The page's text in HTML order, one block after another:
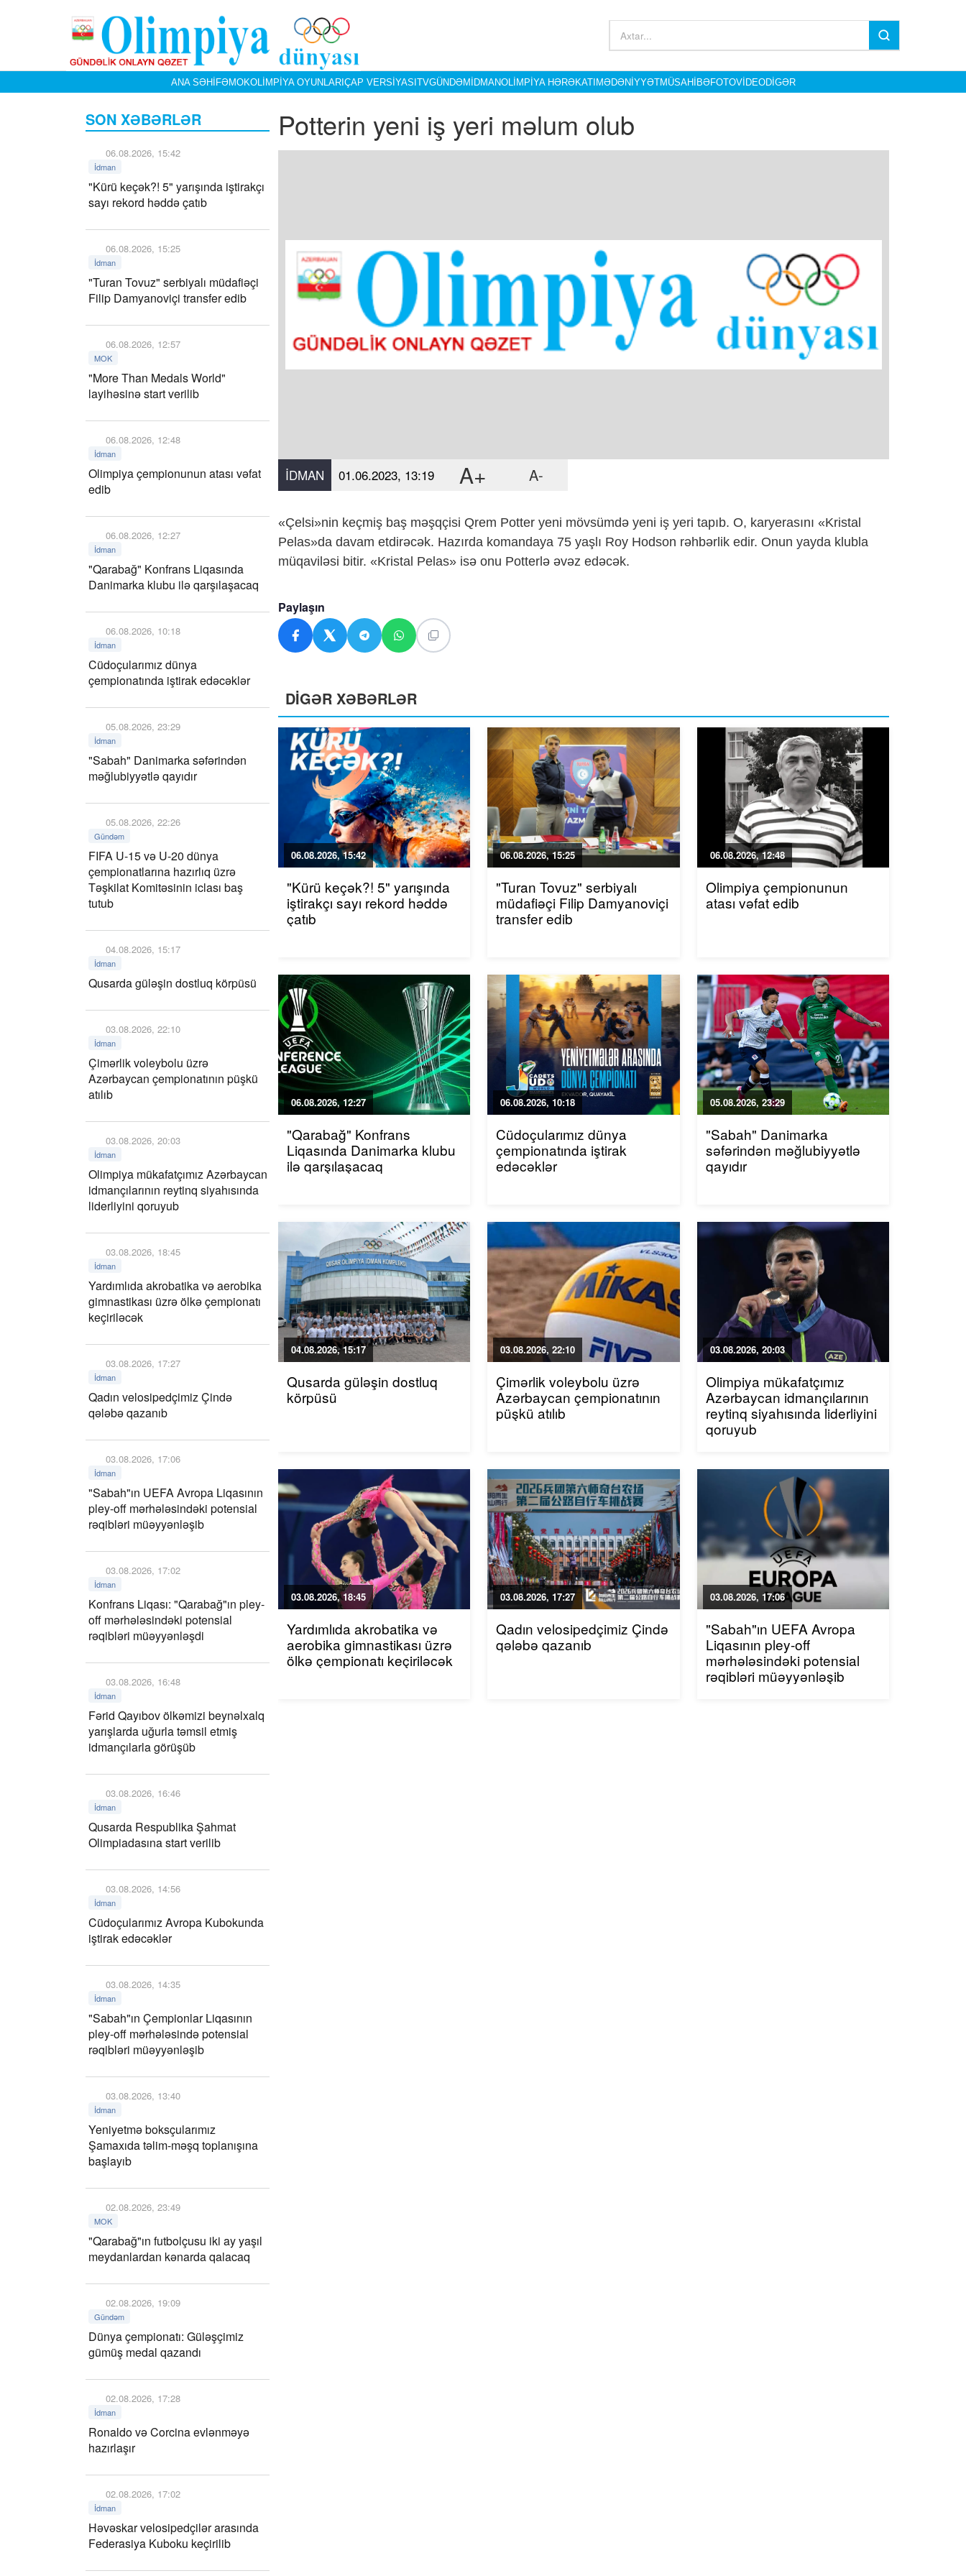
ANA SƏHIFƏMOKOLIMPIYA OYUNLARIÇAP VERSIYASITVGÜNDƏMİDMANOLIMPIYA HƏRƏKATIMƏDƏNIYYƏTMÜSAHIBƏFOTOVIDEODIGƏR
SON XƏBƏRLƏR
06.08.2026, 15:42
İdman
"Kürü keçək?! 5" yarışında iştirakçı
sayı rekord həddə çatıb
06.08.2026, 15:25
İdman
"Turan Tovuz" serbiyalı müdafiəçi
Filip Damyanoviçi transfer edib
06.08.2026, 12:57
MOK
"More Than Medals World"
layihəsinə start verilib
06.08.2026, 12:48
İdman
Olimpiya çempionunun atası vəfat
edib
06.08.2026, 12:27
İdman
"Qarabağ" Konfrans Liqasında
Danimarka klubu ilə qarşılaşacaq
06.08.2026, 10:18
İdman
Cüdoçularımız dünya
çempionatında iştirak edəcəklər
05.08.2026, 23:29
İdman
"Sabah" Danimarka səfərindən
məğlubiyyətlə qayıdır
05.08.2026, 22:26
Gündəm
FIFA U-15 və U-20 dünya
çempionatlarına hazırlıq üzrə
Təşkilat Komitəsinin iclası baş
tutub
04.08.2026, 15:17
İdman
Qusarda güləşin dostluq körpüsü
03.08.2026, 22:10
İdman
Çimərlik voleybolu üzrə
Azərbaycan çempionatının püşkü
atılıb
03.08.2026, 20:03
İdman
Olimpiya mükafatçımız Azərbaycan
idmançılarının reytinq siyahısında
liderliyini qoruyub
03.08.2026, 18:45
İdman
Yardımlıda akrobatika və aerobika
gimnastikası üzrə ölkə çempionatı
keçiriləcək
03.08.2026, 17:27
İdman
Qadın velosipedçimiz Çində
qələbə qazanıb
03.08.2026, 17:06
İdman
"Sabah"ın UEFA Avropa Liqasının
pley-off mərhələsindəki potensial
rəqibləri müəyyənləşib
03.08.2026, 17:02
İdman
Konfrans Liqası: "Qarabağ"ın pley-
off mərhələsindəki potensial
rəqibləri müəyyənləşdi
03.08.2026, 16:48
İdman
Fərid Qayıbov ölkəmizi beynəlxalq
yarışlarda uğurla təmsil etmiş
idmançılarla görüşüb
03.08.2026, 16:46
İdman
Qusarda Respublika Şahmat
Olimpiadasına start verilib
03.08.2026, 14:56
İdman
Cüdoçularımız Avropa Kubokunda
iştirak edəcəklər
03.08.2026, 14:35
İdman
"Sabah"ın Çempionlar Liqasının
pley-off mərhələsində potensial
rəqibləri müəyyənləşib
03.08.2026, 13:40
İdman
Yeniyetmə boksçularımız
Şamaxıda təlim-məşq toplanışına
başlayıb
02.08.2026, 23:49
MOK
"Qarabağ"ın futbolçusu iki ay yaşıl
meydanlardan kənarda qalacaq
02.08.2026, 19:09
Gündəm
Dünya çempionatı: Güləşçimiz
gümüş medal qazandı
02.08.2026, 17:28
İdman
Ronaldo və Corcina evlənməyə
hazırlaşır
02.08.2026, 17:02
İdman
Həvəskar velosipedçilər arasında
Federasiya Kuboku keçirilib
Potterin yeni iş yeri məlum olub
İDMAN 01.06.2023, 13:19 A+ A-
«Çelsi»nin keçmiş baş məşqçisi Qrem Potter yeni mövsümdə yeni iş yeri tapıb. O, karyerasını «Kristal
Pelas»da davam etdirəcək. Hazırda komandaya 75 yaşlı Roy Hodson rəhbərlik edir. Onun yayda klubla
müqaviləsi bitir. «Kristal Pelas» isə onu Potterlə əvəz edəcək.
Paylaşın
DİGƏR XƏBƏRLƏR
06.08.2026, 15:42
"Kürü keçək?! 5" yarışında
iştirakçı sayı rekord həddə
çatıb
06.08.2026, 15:25
"Turan Tovuz" serbiyalı
müdafiəçi Filip Damyanoviçi
transfer edib
06.08.2026, 12:48
Olimpiya çempionunun
atası vəfat edib
06.08.2026, 12:27
"Qarabağ" Konfrans
Liqasında Danimarka klubu
ilə qarşılaşacaq
06.08.2026, 10:18
Cüdoçularımız dünya
çempionatında iştirak
edəcəklər
05.08.2026, 23:29
"Sabah" Danimarka
səfərindən məğlubiyyətlə
qayıdır
04.08.2026, 15:17
Qusarda güləşin dostluq
körpüsü
03.08.2026, 22:10
Çimərlik voleybolu üzrə
Azərbaycan çempionatının
püşkü atılıb
03.08.2026, 20:03
Olimpiya mükafatçımız
Azərbaycan idmançılarının
reytinq siyahısında liderliyini
qoruyub
03.08.2026, 18:45
Yardımlıda akrobatika və
aerobika gimnastikası üzrə
ölkə çempionatı keçiriləcək
03.08.2026, 17:27
Qadın velosipedçimiz Çində
qələbə qazanıb
03.08.2026, 17:06
"Sabah"ın UEFA Avropa
Liqasının pley-off
mərhələsindəki potensial
rəqibləri müəyyənləşib